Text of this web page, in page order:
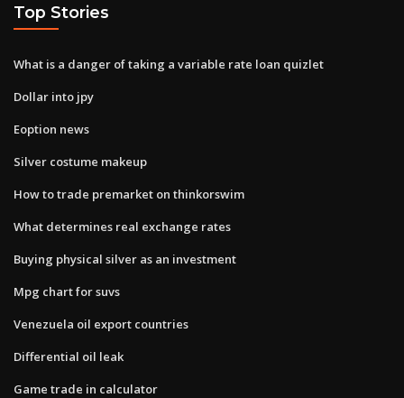
Top Stories
What is a danger of taking a variable rate loan quizlet
Dollar into jpy
Eoption news
Silver costume makeup
How to trade premarket on thinkorswim
What determines real exchange rates
Buying physical silver as an investment
Mpg chart for suvs
Venezuela oil export countries
Differential oil leak
Game trade in calculator